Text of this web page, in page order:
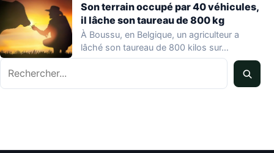
Son terrain occupé par 40 véhicules,
il lâche son taureau de 800 kg
À Boussu, en Belgique, un agriculteur a
lâché son taureau de 800 kilos sur…